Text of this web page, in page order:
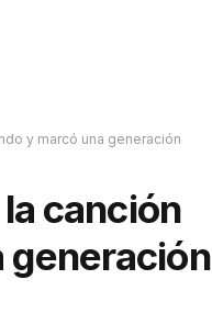
y marcó una generación
canción
generación